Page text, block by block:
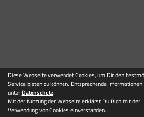
Team
Diese Webseite verwendet Cookies, um Dir den
Service bieten zu können. Entsprechende
unter Datenschutz.
Mit der Nutzung der Webseite erklärst Du Dich mit der
Verwendung von Cookies einverstanden.